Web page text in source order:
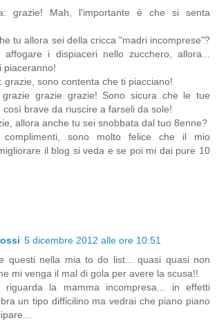
grazie! Mah, l'importante è che si senta
tu allora sei della cricca "madri incomprese"?
affogare i dispiaceri nello zucchero, allora...
piaceranno!
grazie, sono contenta che ti piacciano!
grazie grazie grazie! Sono sicura che le tue
così brave da riuscire a farseli da sole!
allora anche tu sei snobbata dal tuo 8enne?
complimenti, sono molto felice che il mio
il blog si veda e se poi mi dai pure 10
5 dicembre 2012 alle ore 10:51
questi nella mia to do list... quasi quasi non
mi venga il mal di gola per avere la scusa!!
riguarda la mamma incompresa... in effetti
un tipo difficilino ma vedrai che piano piano